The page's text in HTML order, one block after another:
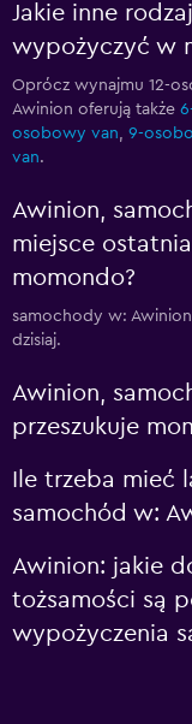
Jakie inne
wypożyczyć w
Oprócz wynajmu 12-
Awinion oferują także
osobowy van, 9-
van.
Awinion,
miejsce
momondo?
samochody w: Awinion
dzisiaj.
Awinion,
przeszukuje
Ile trzeba mieć
samochód w:
Awinion: jakie
tożsamości są
wypożyczenia